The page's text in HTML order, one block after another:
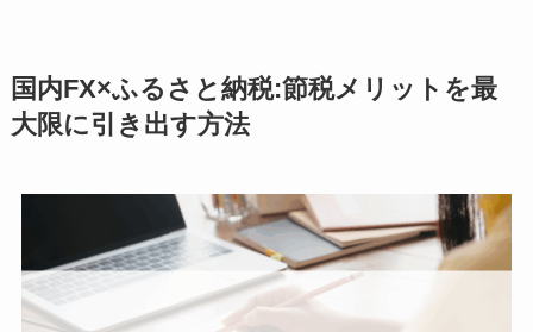
国内FX×ふるさと納税:節税メリットを最
大限に引き出す方法